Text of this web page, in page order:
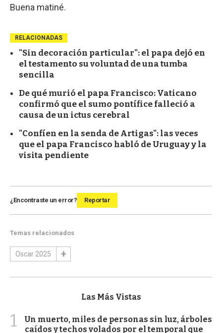
Buena matiné.
RELACIONADAS
"Sin decoración particular": el papa dejó en
el testamento su voluntad de una tumba
sencilla
De qué murió el papa Francisco: Vaticano
confirmó que el sumo pontífice falleció a
causa de un ictus cerebral
"Confíen en la senda de Artigas": las veces
que el papa Francisco habló de Uruguay y la
visita pendiente
¿Encontraste un error? Reportar
Temas relacionados
Oscar 2025
Las Más Vistas
1
Un muerto, miles de personas sin luz, árboles
caídos y techos volados por el temporal que